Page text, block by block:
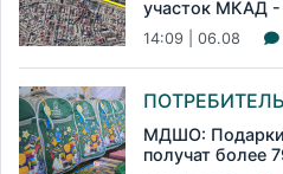
участок МКАД -
14:09 | 06.08
ПОТРЕБИТЕЛЬ
МДШО: Подарки
получат более